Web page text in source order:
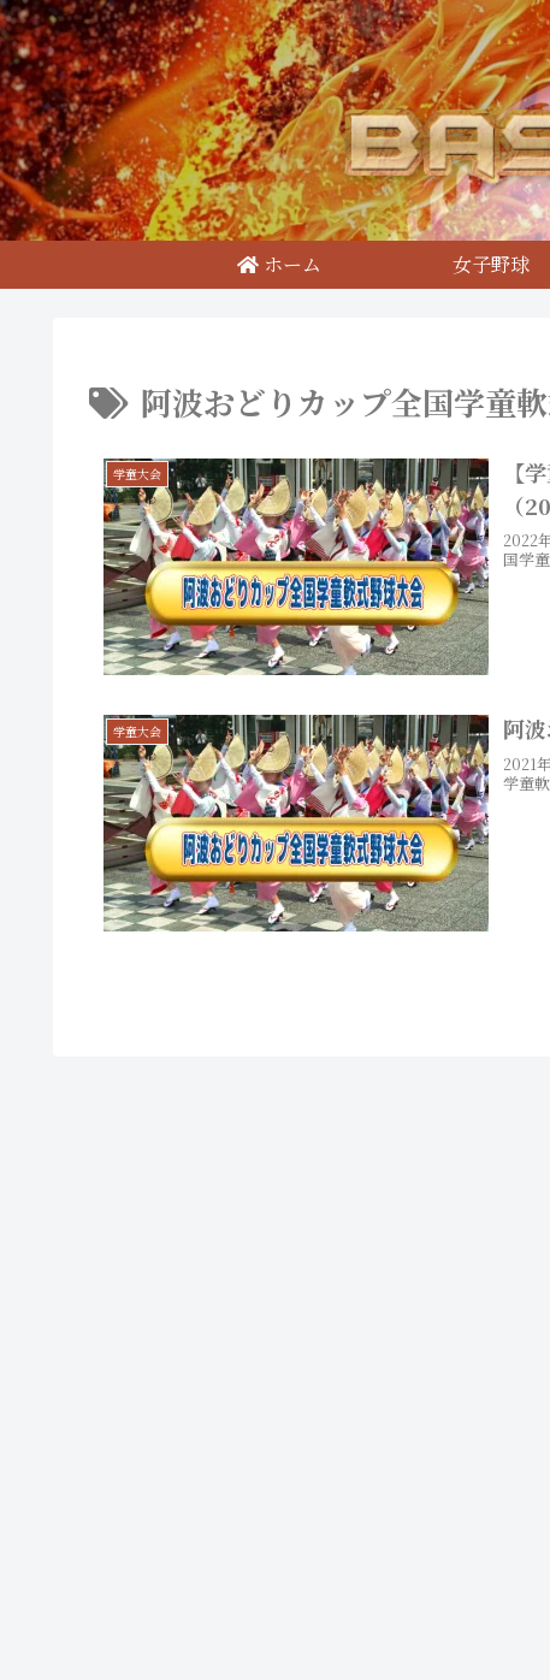
ホーム 女子野球
阿波おどりカップ全国学童
学童大会
【
（
2022
国学
学童大会 阿
2021
学童